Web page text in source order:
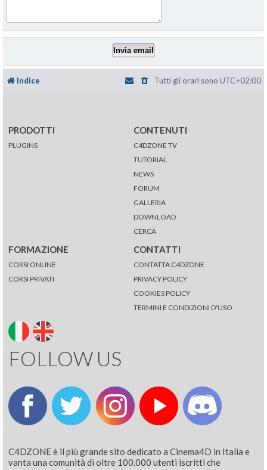
Indice Tutti gli orari sono UTC+02:00
PRODOTTI
PLUGINS
CONTENUTI
C4DZONE TV
TUTORIAL
NEWS
FORUM
GALLERIA
DOWNLOAD
CERCA
FORMAZIONE
CORSI ONLINE
CORSI PRIVATI
CONTATTI
CONTATTA C4DZONE
PRIVACY POLICY
COOKIES POLICY
TERMINI E CONDIZIONI D'USO
FOLLOW US
C4DZONE è il più grande sito dedicato a Cinema4D in Italia e
vanta una comunità di oltre 100.000 utenti iscritti che